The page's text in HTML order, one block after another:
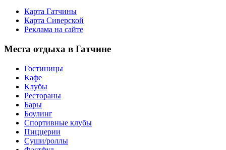
Карта Гатчины
Карта Сиверской
Реклама на сайте
Места отдыха в Гатчине
Гостиницы
Кафе
Клубы
Рестораны
Бары
Боулинг
Спортивные клубы
Пиццерии
Суши/роллы